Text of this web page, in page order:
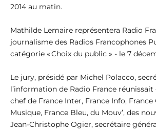
2014 au matin.
Mathilde Lemaire représentera Radio
journalisme des Radios Francophones
catégorie « Choix du public » - le 7
Le jury, présidé par Michel Polacco,
l’information de Radio France
chef de France Inter, France Info,
Musique, France Bleu, du Mouv’, des
Jean-Christophe Ogier, secrétaire